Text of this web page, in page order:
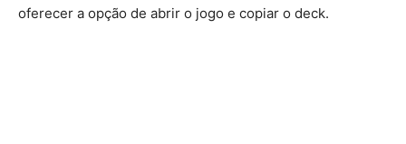
oferecer a opção de abrir o jogo e copiar o deck.